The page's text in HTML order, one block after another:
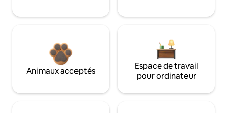
Animaux acceptés
Espace de travail
pour ordinateur